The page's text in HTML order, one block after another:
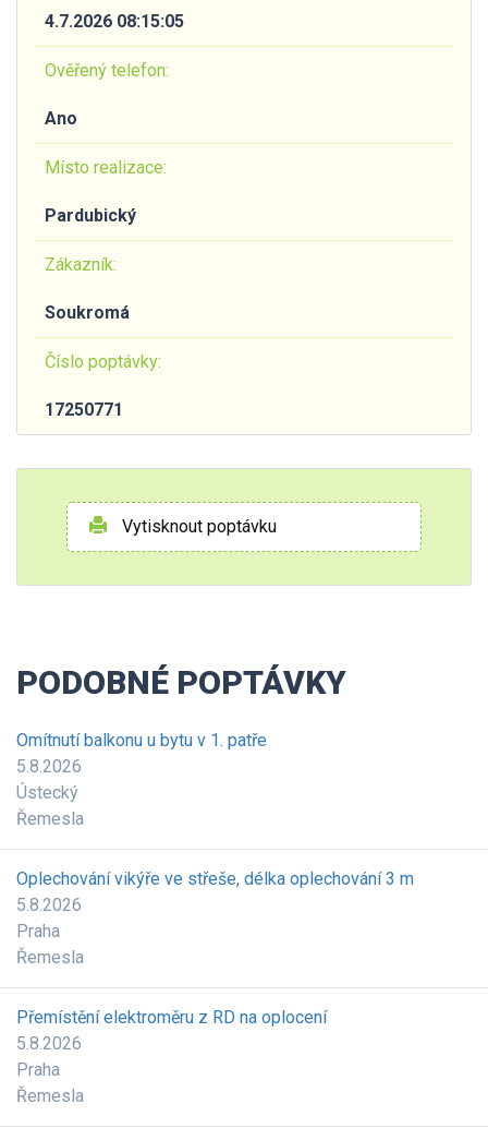
4.7.2026 08:15:05
Ověřený telefon:
Ano
Místo realizace:
Pardubický
Zákazník:
Soukromá
Číslo poptávky:
17250771
Vytisknout poptávku
PODOBNÉ POPTÁVKY
Omítnutí balkonu u bytu v 1. patře
5.8.2026
Ústecký
Řemesla
Oplechování vikýře ve střeše, délka oplechování 3 m
5.8.2026
Praha
Řemesla
Přemístění elektroměru z RD na oplocení
5.8.2026
Praha
Řemesla